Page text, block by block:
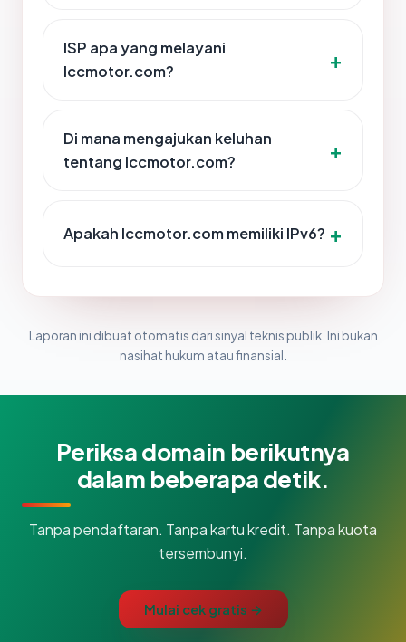
ISP apa yang melayani
lccmotor.com?
Di mana mengajukan keluhan
tentang lccmotor.com?
Apakah lccmotor.com memiliki IPv6?
Laporan ini dibuat otomatis dari sinyal teknis publik. Ini bukan
nasihat hukum atau finansial.
Periksa domain berikutnya
dalam beberapa detik.
Tanpa pendaftaran. Tanpa kartu kredit. Tanpa kuota
tersembunyi.
Mulai cek gratis →